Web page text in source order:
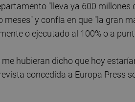
"lleva ya 600
meses" y confía en que "la gran
o ejecutado al 100% o a
me hubieran dicho que hoy
concedida a Europa Press